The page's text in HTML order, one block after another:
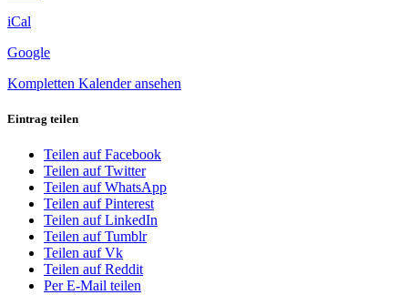
sammeln
Biber
iCal
Google
Kompletten Kalender ansehen
Eintrag teilen
Teilen auf Facebook
Teilen auf Twitter
Teilen auf WhatsApp
Teilen auf Pinterest
Teilen auf LinkedIn
Teilen auf Tumblr
Teilen auf Vk
Teilen auf Reddit
Per E-Mail teilen